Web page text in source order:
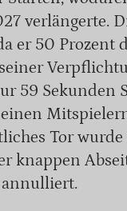
verlängerte.
er 50 Prozent
59 Sekunden
Tor wurde
knappen
annulliert.